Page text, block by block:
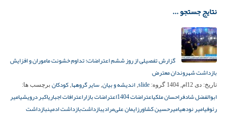
نتایج جستجو ...
گزارش تفصیلی از روز ششم اعتراضات؛ تداوم خشونت ماموران و افزایش
بازداشت شهروندان معترض
تاریخ: دی 12ام, 1404 گروه: slide
, اندیشه و بیان, سایر گروهها, کودکان برچسب ها:
ابوالفضل شادفراحسان ملکیاعتراضات 1404 اعتراضات بازاراعترافات اجباریاکبر درویشیامیر
رئوفیامیر نودهیامیرحسین کشاورزایمان علی‌مرادیبازداشت‌بازداشت ادمینبازداشت